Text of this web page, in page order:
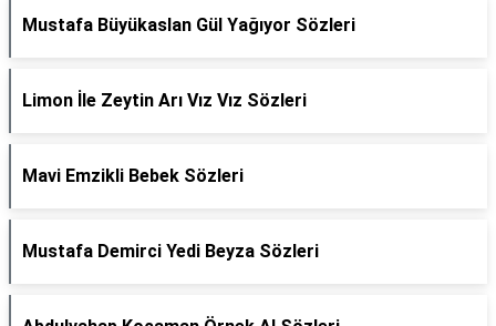
Mustafa Büyükaslan Gül Yağıyor Sözleri
Limon İle Zeytin Arı Vız Vız Sözleri
Mavi Emzikli Bebek Sözleri
Mustafa Demirci Yedi Beyza Sözleri